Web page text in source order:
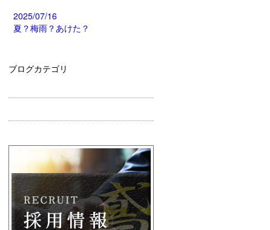
2025/07/16
夏？梅雨？あけた？
ブログカテゴリ